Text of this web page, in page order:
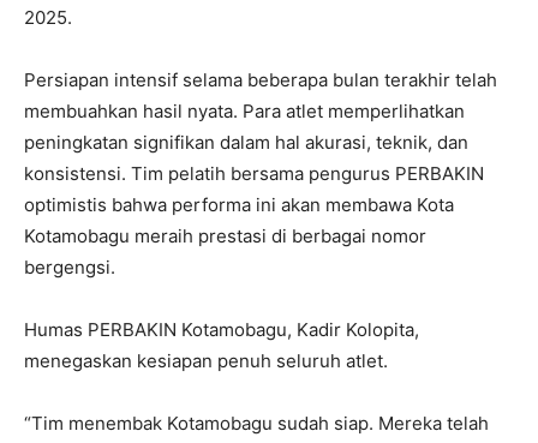
2025.
Persiapan intensif selama beberapa bulan terakhir telah
membuahkan hasil nyata. Para atlet memperlihatkan
peningkatan signifikan dalam hal akurasi, teknik, dan
konsistensi. Tim pelatih bersama pengurus PERBAKIN
optimistis bahwa performa ini akan membawa Kota
Kotamobagu meraih prestasi di berbagai nomor
bergengsi.
Humas PERBAKIN Kotamobagu, Kadir Kolopita,
menegaskan kesiapan penuh seluruh atlet.
“Tim menembak Kotamobagu sudah siap. Mereka telah